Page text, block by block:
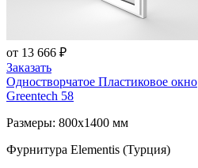
от 13 666 ₽
Заказать
Одностворчатое Пластиковое окно
Greentech 58
Размеры: 800x1400 мм
Фурнитура Elementis (Турция)